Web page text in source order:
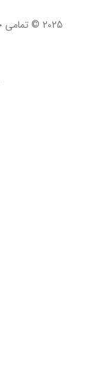
2025 © تمامی حقوق این فروشگاه برای